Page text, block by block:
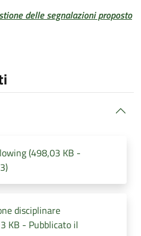
delle segnalazioni proposto
(498,03 KB -
disciplinare
KB - Pubblicato il